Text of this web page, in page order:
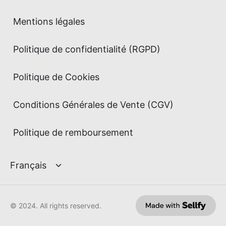
Mentions légales
Politique de confidentialité (RGPD)
Politique de Cookies
Conditions Générales de Vente (CGV)
Politique de remboursement
© 2024. All rights reserved.